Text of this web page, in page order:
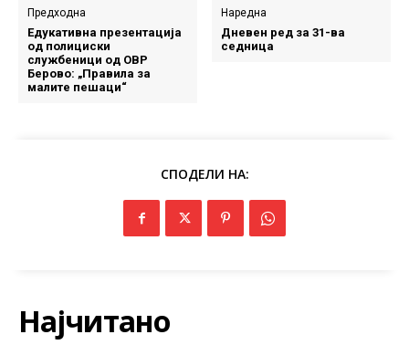
Предходна
Едукативна презентација
од полициски
службеници од ОВР
Берово: „Правила за
малите пешаци“
Наредна
Дневен ред за 31-ва
седница
СПОДЕЛИ НА:
Најчитано